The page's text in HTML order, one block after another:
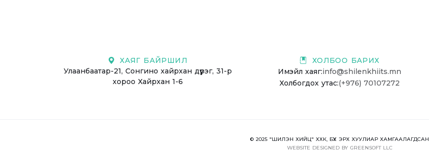
ХАЯГ БАЙРШИЛ
Улаанбаатар-21, Сонгино хайрхан дүүрэг, 31-р
хороо Хайрхан 1-6
ХОЛБОО БАРИХ
Имэйл хаяг:info@shilenkhiits.mn
Холбогдох утас:(+976) 70107272
© 2025 "ШИЛЭН ХИЙЦ" ХХК, БҮХ ЭРХ ХУУЛИАР ХАМГААЛАГДСАН
WEBSITE DESIGNED BY GREENSOFTLLC